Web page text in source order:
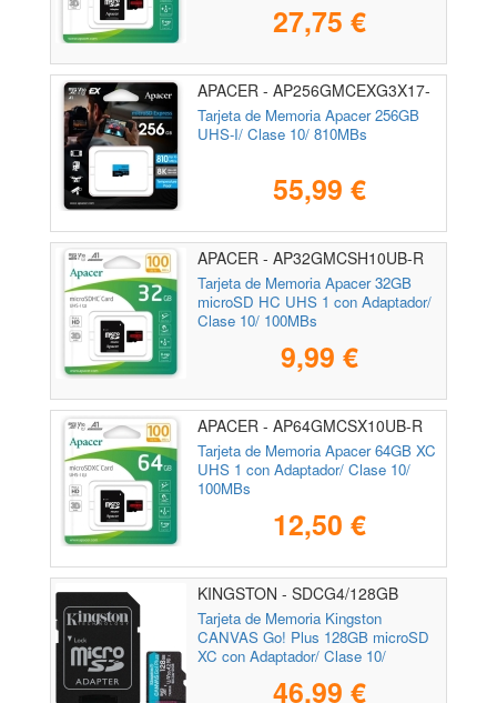
27,75 €
APACER - AP256GMCEXG3X17-
RA
Tarjeta de Memoria Apacer 256GB
UHS-I/ Clase 10/ 810MBs
55,99 €
APACER - AP32GMCSH10UB-R
Tarjeta de Memoria Apacer 32GB
microSD HC UHS 1 con Adaptador/
Clase 10/ 100MBs
9,99 €
APACER - AP64GMCSX10UB-R
Tarjeta de Memoria Apacer 64GB XC
UHS 1 con Adaptador/ Clase 10/
100MBs
12,50 €
KINGSTON - SDCG4/128GB
Tarjeta de Memoria Kingston
CANVAS Go! Plus 128GB microSD
XC con Adaptador/ Clase 10/
46,99 €